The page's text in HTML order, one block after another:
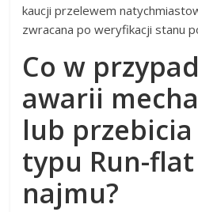
kaucji przelewem
zwracana po weryfikacji stanu
Co w
awarii
lub
typu Run-
najmu?